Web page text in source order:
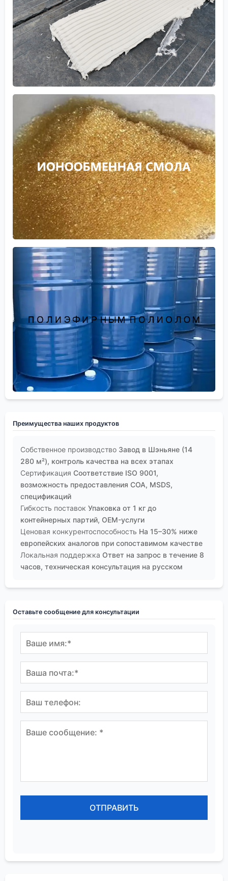
Преимущества наших продуктов
Собственное производство Завод в Шэньяне (14
280 м²), контроль качества на всех этапах
Сертификация Соответствие ISO 9001,
возможность предоставления COA, MSDS,
спецификаций
Гибкость поставок Упаковка от 1 кг до
контейнерных партий, OEM-услуги
Ценовая конкурентоспособность На 15–30% ниже
европейских аналогов при сопоставимом качестве
Локальная поддержка Ответ на запрос в течение 8
часов, техническая консультация на русском
Оставьте сообщение для консультации